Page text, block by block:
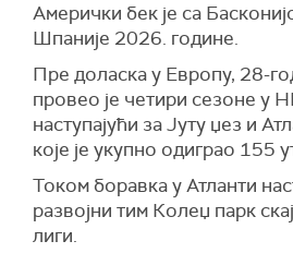
Амерички бек је са
Шпаније 2026. године.
Пре доласка у Европу, 28-
провео је четири сезоне у
наступајући за Јуту џез и
које је укупно одиграо 155
Током боравка у Атланти
развојни тим Колеџ парк
лиги.